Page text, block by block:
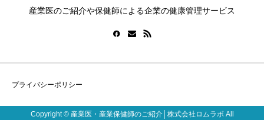
産業医のご紹介や保健師による企業の健康管理サービス
プライバシーポリシー
Copyright © 産業医・産業保健師のご紹介│株式会社ロムラボ All